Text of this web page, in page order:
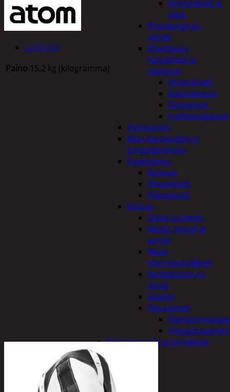
Kynsisakset ja
viilat
Pesuharjat ja -
sienet
Shampoot,
hoitaineet ja
saippuat
Hoitoaineet
Käsisaippuat
Shampoot
Suihkusaippuat
Hyvinvointi
Muu kauneuden ja
terveydenhoito
Pyykinpesu
Kuivaus
Pesuaineet
Pesupussit
Siivous
Liinat ja sienet
Mopit, harjat ja
varret
Muut
siivoustarvikkeet
Roskapussit ja -
astiat
Sankot
Pesuaineet
Yleispesuaineet
Eläintenruoka ja tarvikkeet
Lisätiedot
Paino 15,2 kg (kilogramma)